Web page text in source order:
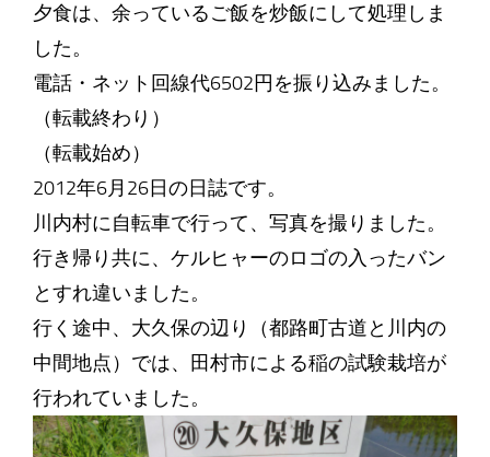
夕食は、余っているご飯を炒飯にして処理しま
した。
電話・ネット回線代6502円を振り込みました。
（転載終わり）
（転載始め）
2012年6月26日の日誌です。
川内村に自転車で行って、写真を撮りました。
行き帰り共に、ケルヒャーのロゴの入ったバン
とすれ違いました。
行く途中、大久保の辺り（都路町古道と川内の
中間地点）では、田村市による稲の試験栽培が
行われていました。